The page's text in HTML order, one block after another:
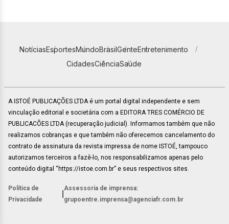
NotíciasEsportesMundoBrasilGenteEntretenimento
CidadesCiênciaSaúde
A ISTOÉ PUBLICAÇÕES LTDA é um portal digital independente e sem
vinculação editorial e societária com a EDITORA TRES COMÉRCIO DE
PUBLICACÕES LTDA (recuperação judicial). Informamos também que não
realizamos cobranças e que também não oferecemos cancelamento do
contrato de assinatura da revista impressa de nome ISTOÉ, tampouco
autorizamos terceiros a fazê-lo, nos responsabilizamos apenas pelo
conteúdo digital “https://istoe.com.br” e seus respectivos sites.
Política de
Privacidade
Assessoria de imprensa:
grupoentre.imprensa@agenciafr.com.br